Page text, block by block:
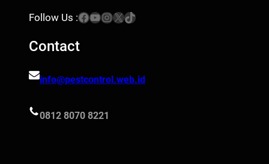
Follow Us :Facebook YouTube Instagram X TikTok
Contact
info@pestcontrol.web.id
0812 8070 8221